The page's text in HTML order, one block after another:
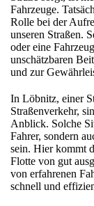
Fahrzeuge.
Rolle bei der
unseren Straßen.
oder eine
unschätzbaren
und zur
In Löbnitz, einer
Straßenverkehr,
Anblick. Solche
Fahrer, sondern
sein. Hier kommt
Flotte von gut
von erfahrenen
schnell und